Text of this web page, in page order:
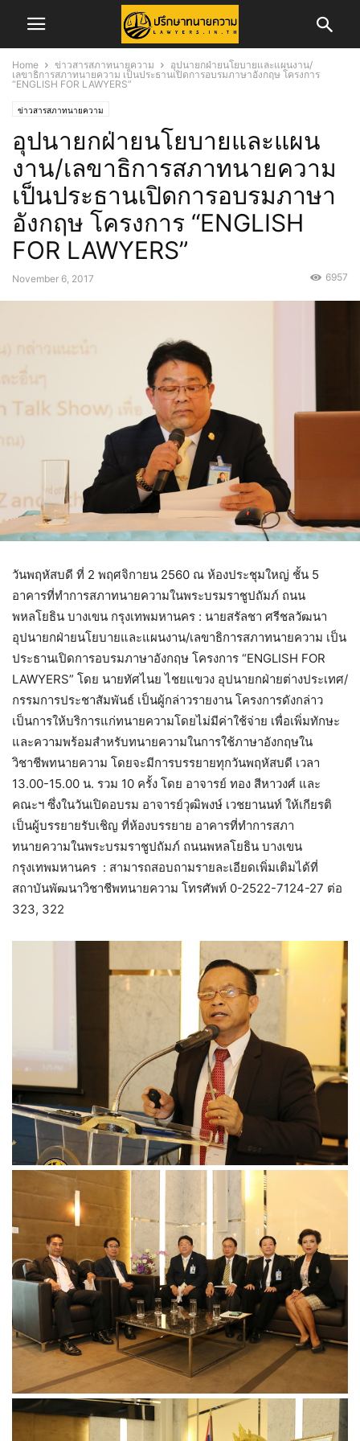
Home ข่าวสารสภาทนายความ
อุปนายกฝ่ายนโยบายและแผนงาน/
เลขาธิการสภาทนายความ เป็นประธานเปิดการอบรมภาษาอังกฤษ โครงการ
“ENGLISH FOR LAWYERS”
ข่าวสารสภาทนายความ
อุปนายกฝ่ายนโยบายและแผน
งาน/เลขาธิการสภาทนายความ
เป็นประธานเปิดการอบรมภาษา
อังกฤษ โครงการ “ENGLISH
FOR LAWYERS”
November 6, 2017 6957
วันพฤหัสบดี ที่ 2 พฤศจิกายน 2560 ณ ห้องประชุมใหญ่ ชั้น 5
อาคารที่ทำการสภาทนายความในพระบรมราชูปถัมภ์ ถนน
พหลโยธิน บางเขน กรุงเทพมหานคร : นายสรัลชา ศรีชลวัฒนา
อุปนายกฝ่ายนโยบายและแผนงาน/เลขาธิการสภาทนายความ เป็น
ประธานเปิดการอบรมภาษาอังกฤษ โครงการ “ENGLISH FOR
LAWYERS” โดย นายทัศไนย ไชยแขวง อุปนายกฝ่ายต่างประเทศ/
กรรมการประชาสัมพันธ์ เป็นผู้กล่าวรายงาน โครงการดังกล่าว
เป็นการให้บริการแก่ทนายความโดยไม่มีค่าใช้จ่าย เพื่อเพิ่มทักษะ
และความพร้อมสำหรับทนายความในการใช้ภาษาอังกฤษใน
วิชาชีพทนายความ โดยจะมีการบรรยายทุกวันพฤหัสบดี เวลา
13.00-15.00 น. รวม 10 ครั้ง โดย อาจารย์ ทอง สีหาวงศ์ และ
คณะฯ ซึ่งในวันเปิดอบรม อาจารย์วุฒิพงษ์ เวชยานนท์ ให้เกียรติ
เป็นผู้บรรยายรับเชิญ ที่ห้องบรรยาย อาคารที่ทำการสภา
ทนายความในพระบรมราชูปถัมภ์ ถนนพหลโยธิน บางเขน
กรุงเทพมหานคร : สามารถสอบถามรายละเอียดเพิ่มเติมได้ที่
สถาบันพัฒนาวิชาชีพทนายความ โทรศัพท์ 0-2522-7124-27 ต่อ
323, 322